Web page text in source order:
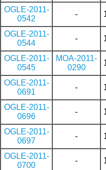
OGLE-2011-
0542
-
OGLE-2011-
0544
-
OGLE-2011-
0545
MOA-2011-
0290
OGLE-2011-
0691
-
OGLE-2011-
0696
-
OGLE-2011-
0697
-
OGLE-2011-
0700
-